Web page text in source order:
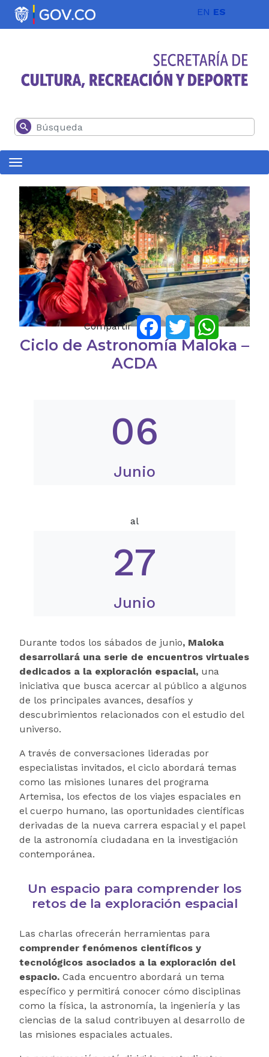
Pasar al contenido principal EN ES
Buscar
Compartir FacebookTwitterWhatsApp
Ciclo de Astronomía Maloka –
ACDA
06
Junio
al
27
Junio
Durante todos los sábados de junio, Maloka
desarrollará una serie de encuentros virtuales
dedicados a la exploración espacial, una
iniciativa que busca acercar al público a algunos
de los principales avances, desafíos y
descubrimientos relacionados con el estudio del
universo.
A través de conversaciones lideradas por
especialistas invitados, el ciclo abordará temas
como las misiones lunares del programa
Artemisa, los efectos de los viajes espaciales en
el cuerpo humano, las oportunidades científicas
derivadas de la nueva carrera espacial y el papel
de la astronomía ciudadana en la investigación
contemporánea.
Un espacio para comprender los
retos de la exploración espacial
Las charlas ofrecerán herramientas para
comprender fenómenos científicos y
tecnológicos asociados a la exploración del
espacio. Cada encuentro abordará un tema
específico y permitirá conocer cómo disciplinas
como la física, la astronomía, la ingeniería y las
ciencias de la salud contribuyen al desarrollo de
las misiones espaciales actuales.